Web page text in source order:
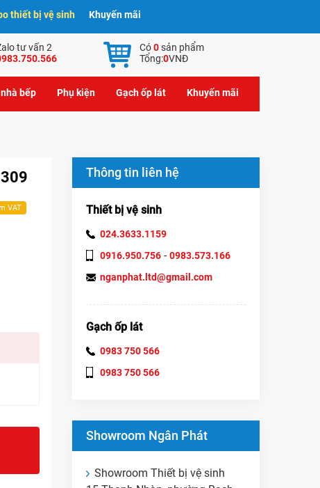
thiết bị vệ sinh Khuyến mãi
tư vấn 2
Có0sản phẩm
Tổng:0VNĐ
bếp Phụ kiện Gạch ốp lát Khuyến mãi
VAT
Thông tin liên hệ
Thiết bị vệ sinh
024.3633.1159
0916.950.756 - 0983.573.166
nganphat.ltd@gmail.com
Gạch ốp lát
0983 750 566
0983 750 566
Showroom Ngân Phát
Showroom Thiết bị vệ sinh